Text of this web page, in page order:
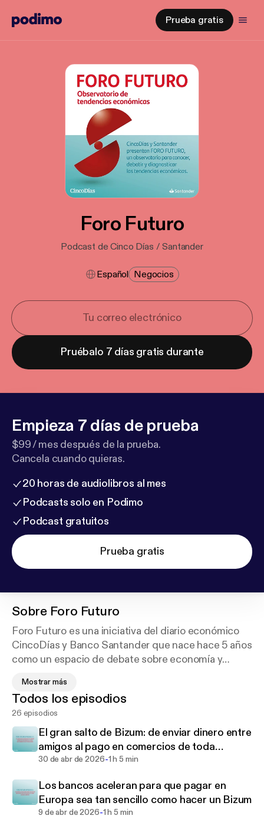
Prueba gratis
Foro Futuro
Podcast de Cinco Días / Santander
Español Negocios
Pruébalo 7 días gratis durante
Empieza 7 días de prueba
$99 / mes después de la prueba.
Cancela cuando quieras.
20 horas de audiolibros al mes
Podcasts solo en Podimo
Podcast gratuitos
Prueba gratis
Sobre Foro Futuro
Foro Futuro es una iniciativa del diario económico
CincoDías y Banco Santander que nace hace 5 años
como un espacio de debate sobre economía y
del país abordan, desde la seriedad y la apertura de
miras, asuntos de actualidad que competen el
futuro del mundo tal y como lo conocemos.
Hoy Foro Futuro sigue, pero con una nueva fórmula:
continuar debatiendo y analizando temas de
actualidad que nos afectan a todos en formato
conocimiento para llegar al mayor número de
personas posible.
Mostrar más
Todos los episodios
26 episodios
El gran salto de Bizum: de enviar dinero entre
amigos al pago en comercios de toda
Europa
30 de abr de 2026-1 h 5 min
Los bancos aceleran para que pagar en
Europa sea tan sencillo como hacer un Bizum
9 de abr de 2026-1 h 5 min